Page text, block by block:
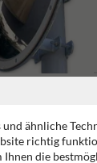
ähnliche
richtig
die